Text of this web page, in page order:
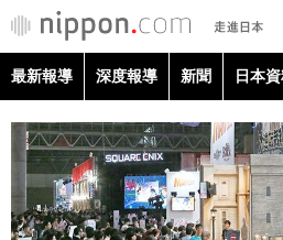
最新報導
最新報導 深度報導 新聞 日本